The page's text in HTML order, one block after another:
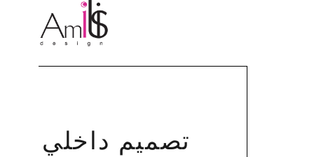
تصميم داخلي